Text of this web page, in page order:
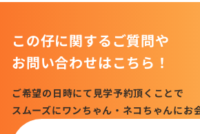
この仔に関するご質問や
お問い合わせはこちら！
ご希望の日時にて見学予約頂くことで
スムーズにワンちゃん・ネコちゃんにお